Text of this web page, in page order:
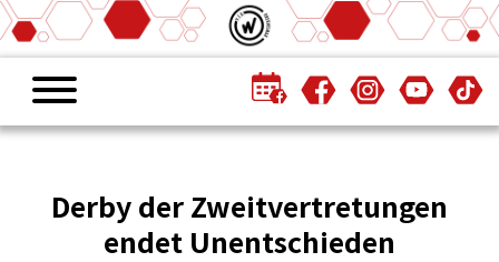
Derby der Zweitvertretungen
endet Unentschieden